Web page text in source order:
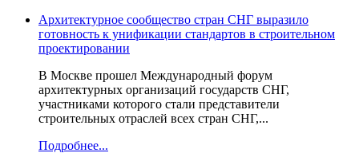
Архитектурное сообщество стран СНГ выразило
готовность к унификации стандартов в строительном
проектировании
В Москве прошел Международный форум
архитектурных организаций государств СНГ,
участниками которого стали представители
строительных отраслей всех стран СНГ,...
Подробнее...